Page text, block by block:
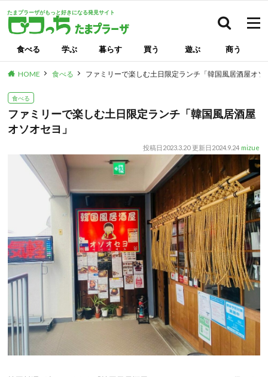
たまプラーザがもっと好きになる発見サイト
食べる 学ぶ 暮らす 買う 遊ぶ 商う
HOME 食べる ファミリーで楽しむ土日限定ランチ「韓国風居酒屋オソ
食べる
ファミリーで楽しむ土日限定ランチ「韓国風居酒屋
オソオセヨ」
投稿日 2023.3.20 更新日 2024.9.24 mizue